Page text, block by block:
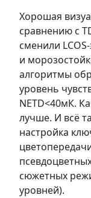
Хорошая
сравнению с
сменили
и
алгоритмы
уровень
NETD<40мК.
лучше. И всё
настройка
сюжетных
уровней).